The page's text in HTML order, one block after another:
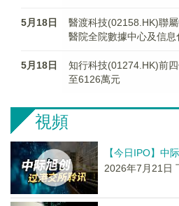
5月18日
醫渡科技(02158.HK)​聯
醫院全院數據中心及信息
5月18日
知行科技(01274.HK)前
至6126萬元
視頻
【今日IPO】中
2026年7月21日